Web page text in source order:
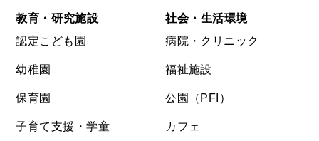
教育・研究施設
認定こども園
幼稚園
保育園
子育て支援・学童
社会・生活環境
病院・クリニック
福祉施設
公園（PFI）
カフェ